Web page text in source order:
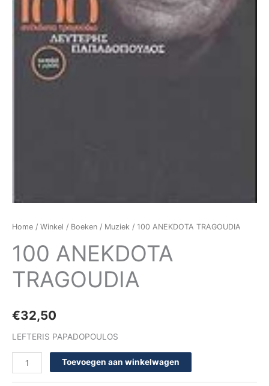
Home / Winkel / Boeken / Muziek / 100 ANEKDOTA TRAGOUDIA
100 ANEKDOTA
TRAGOUDIA
€32,50
LEFTERIS PAPADOPOULOS
Toevoegen aan winkelwagen